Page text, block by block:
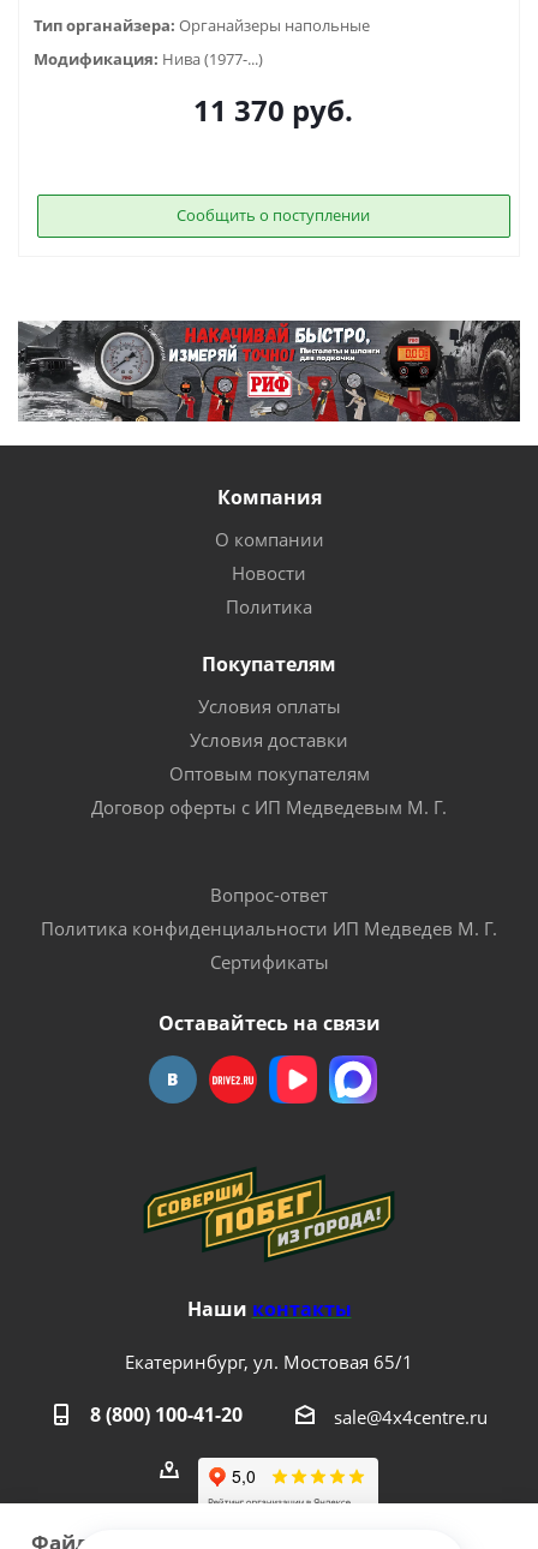
Тип органайзера: Органайзеры напольные
Модификация: Нива (1977-...)
11 370 руб.
Сообщить о поступлении
Компания
О компании
Новости
Политика
Покупателям
Условия оплаты
Условия доставки
Оптовым покупателям
Договор оферты с ИП Медведевым М. Г.
Вопрос-ответ
Политика конфиденциальности ИП Медведев М. Г.
Сертификаты
Оставайтесь на связи
Наши контакты
Екатеринбург, ул. Мостовая 65/1
8 (800) 100-41-20 sale@4x4centre.ru
Файлы cookie